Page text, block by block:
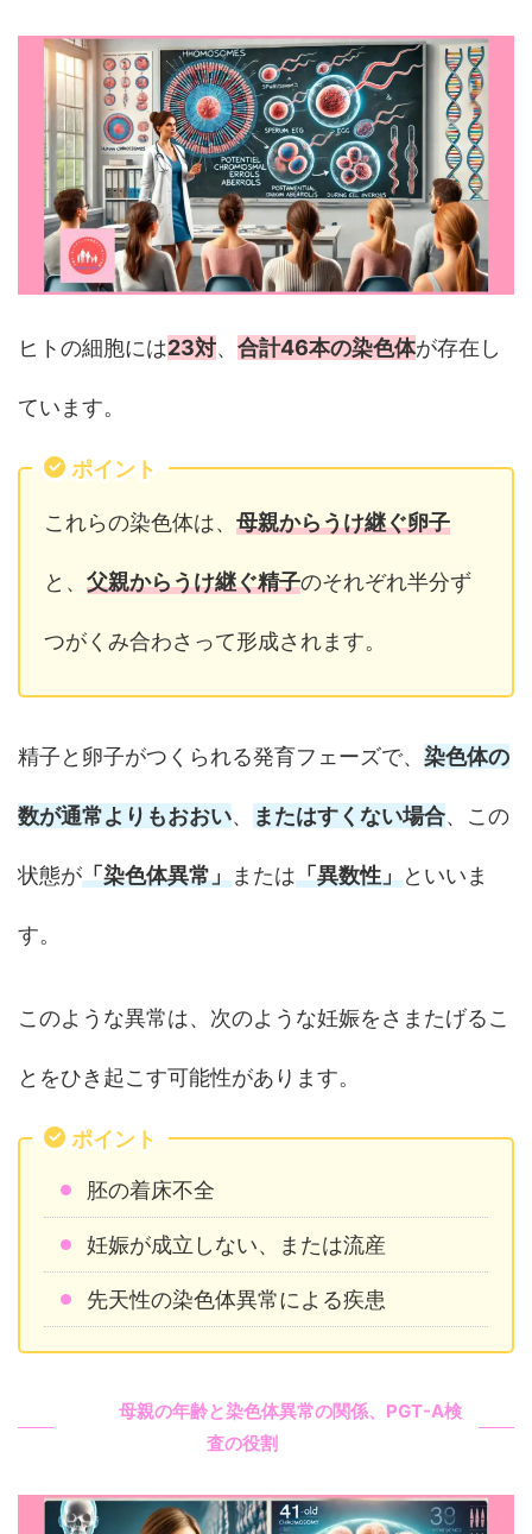
ヒトの細胞には23対、 合計46本の染色体が存在し
ています。
ポイント
これらの染色体は、 母親からうけ継ぐ卵子
と、 父親からうけ継ぐ精子のそれぞれ半分ず
つがくみ合わさって形成されます。
精子と卵子がつくられる発育フェーズで、 染色体の
数が通常よりもおおい、 またはすくない場合、この
状態が「染色体異常」または「異数性」といいま
す。
このような異常は、次のような妊娠をさまたげるこ
とをひき起こす可能性があります。
ポイント
胚の着床不全
妊娠が成立しない、または流産
先天性の染色体異常による疾患
母親の年齢と染色体異常の関係、PGT-A検
査の役割